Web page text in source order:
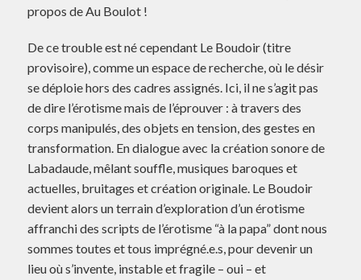
propos de Au Boulot !
De ce trouble est né cependant Le Boudoir (titre
provisoire), comme un espace de recherche, où le désir
se déploie hors des cadres assignés. Ici, il ne s’agit pas
de dire l’érotisme mais de l’éprouver : à travers des
corps manipulés, des objets en tension, des gestes en
transformation. En dialogue avec la création sonore de
Labadaude, mêlant souffle, musiques baroques et
actuelles, bruitages et création originale. Le Boudoir
devient alors un terrain d’exploration d’un érotisme
affranchi des scripts de l’érotisme “à la papa” dont nous
sommes toutes et tous imprégné.e.s, pour devenir un
lieu où s’invente, instable et fragile – oui – et